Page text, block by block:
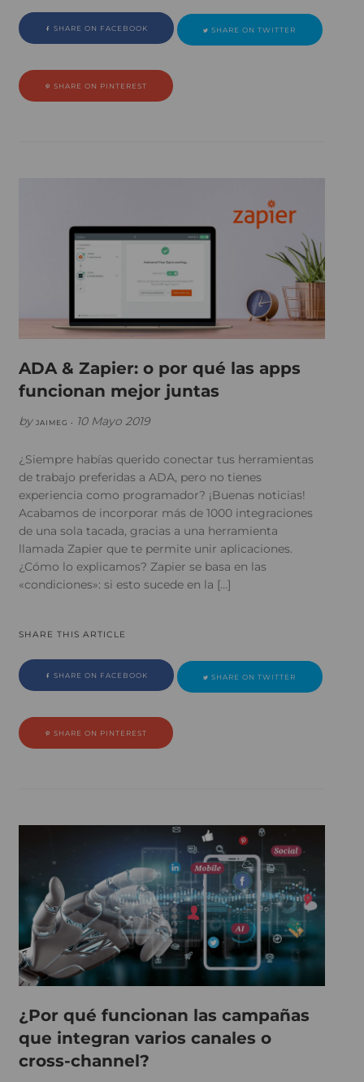
SHARE ON FACEBOOK SHARE ON TWITTER
SHARE ON PINTEREST
ADA & Zapier: o por qué las apps
funcionan mejor juntas
by JAIMEG • 10 Mayo 2019
¿Siempre habías querido conectar tus herramientas
de trabajo preferidas a ADA, pero no tienes
experiencia como programador? ¡Buenas noticias!
Acabamos de incorporar más de 1000 integraciones
de una sola tacada, gracias a una herramienta
llamada Zapier que te permite unir aplicaciones.
¿Cómo lo explicamos? Zapier se basa en las
«condiciones»: si esto sucede en la […]
SHARE THIS ARTICLE
SHARE ON FACEBOOK SHARE ON TWITTER
SHARE ON PINTEREST
¿Por qué funcionan las campañas
que integran varios canales o
cross-channel?